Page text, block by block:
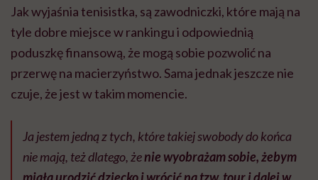
Jak wyjaśnia tenisistka, są zawodniczki, które mają na
tyle dobre miejsce w rankingu i odpowiednią
poduszkę finansową, że mogą sobie pozwolić na
przerwę na macierzyństwo. Sama jednak jeszcze nie
czuje, że jest w takim momencie.
Ja jestem jedną z tych, które takiej swobody do końca
nie mają, też dlatego, żenie wyobrażam sobie, żebym